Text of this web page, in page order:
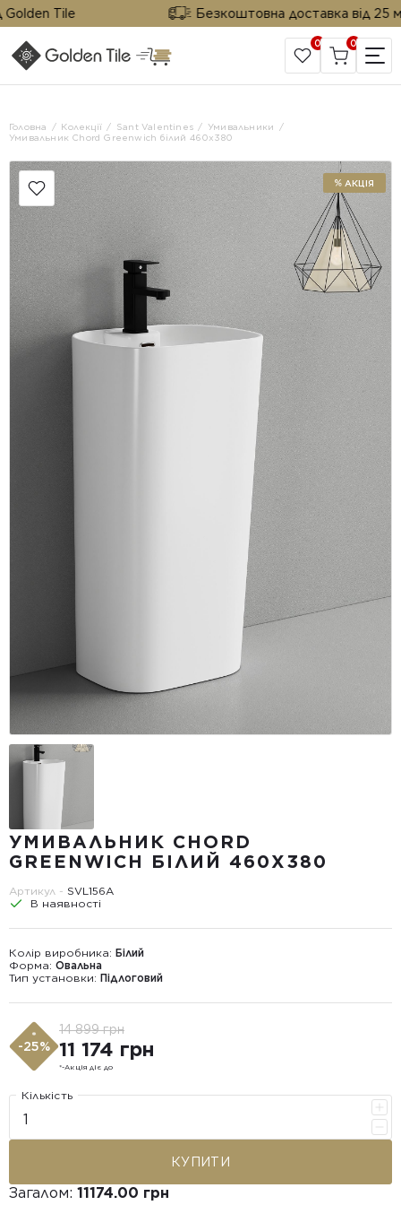
Tile Безкоштовна доставка від 25 м²
САЙТ КОМПАНІЇ
0 0
Головна Колекції Sant Valentines
Умивальники
Умивальник Chord Greenwich білий 460x380
УМИВАЛЬНИК CHORD
GREENWICH БІЛИЙ 460X380
Артикул - SVL156A
В наявності
Колір виробника: Білий
Форма: Овальна
Тип установки: Підлоговий
*
-25%
14 899 грн
11 174 грн
*-Акція діє до
Кількість
КУПИТИ
Загалом: 11174.00 грн